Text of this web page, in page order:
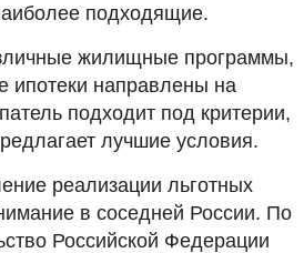
подходящие.
жилищные программы,
ипотеки направлены на
подходит под критерии,
лучшие условия.
реализации льготных
в соседней России. По
Российской Федерации